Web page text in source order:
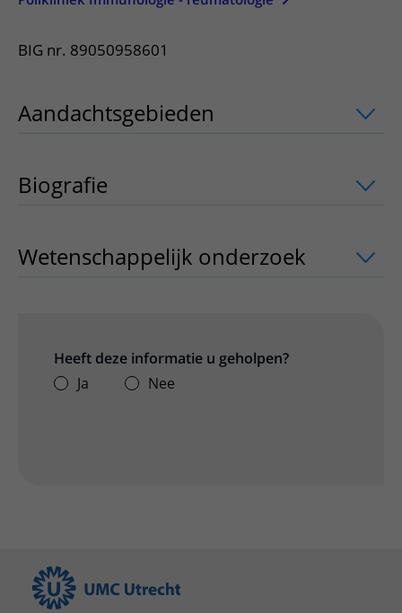
BIG nr. 89050958601
Aandachtsgebieden uitklapper, klik
Biografie
Wetenschappelijk onderzoek
Heeft deze informatie u geholpen?
Ja
Nee